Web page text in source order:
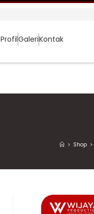
ProfilGaleriKontak
> Shop >